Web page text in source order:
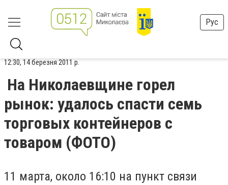
Рус
12:30, 14 березня 2011 р.
На Николаевщине горел
рынок: удалось спасти семь
торговых контейнеров с
товаром (ФОТО)
11 марта, около 16:10 на пункт связи